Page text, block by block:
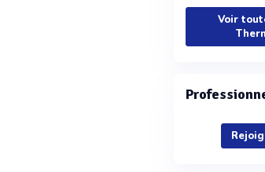
Voir